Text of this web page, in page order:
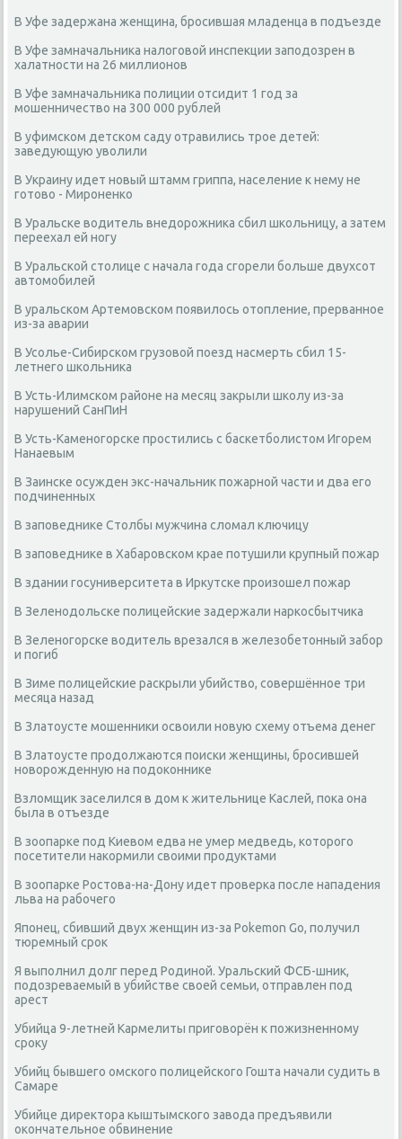
В Уфе задержана женщина, бросившая младенца в подъезде
В Уфе замначальника налоговой инспекции заподозрен в
халатности на 26 миллионов
В Уфе замначальника полиции отсидит 1 год за
мошенничество на 300 000 рублей
В уфимском детском саду отравились трое детей:
заведующую уволили
В Украину идет новый штамм гриппа, население к нему не
готово - Мироненко
В Уральске водитель внедорожника сбил школьницу, а затем
переехал ей ногу
В Уральской столице с начала года сгорели больше двухсот
автомобилей
В уральском Артемовском появилось отопление, прерванное
из-за аварии
В Усолье-Сибирском грузовой поезд насмерть сбил 15-
летнего школьника
В Усть-Илимском районе на месяц закрыли школу из-за
нарушений СанПиН
В Усть-Каменогорске простились с баскетболистом Игорем
Нанаевым
В Заинске осужден экс-начальник пожарной части и два его
подчиненных
В заповеднике Столбы мужчина сломал ключицу
В заповеднике в Хабаровском крае потушили крупный пожар
В здании госуниверситета в Иркутске произошел пожар
В Зеленодольске полицейские задержали наркосбытчика
В Зеленогорске водитель врезался в железобетонный забор
и погиб
В Зиме полицейские раскрыли убийство, совершённое три
месяца назад
В Златоусте мошенники освоили новую схему отъема денег
В Златоусте продолжаются поиски женщины, бросившей
новорожденную на подоконнике
Взломщик заселился в дом к жительнице Каслей, пока она
была в отъезде
В зоопарке под Киевом едва не умер медведь, которого
посетители накормили своими продуктами
В зоопарке Ростова-на-Дону идет проверка после нападения
льва на рабочего
Японец, сбивший двух женщин из-за Pokemon Go, получил
тюремный срок
Я выполнил долг перед Родиной. Уральский ФСБ-шник,
подозреваемый в убийстве своей семьи, отправлен под
арест
Убийца 9-летней Кармелиты приговорён к пожизненному
сроку
Убийц бывшего омского полицейского Гошта начали судить в
Самаре
Убийце директора кыштымского завода предъявили
окончательное обвинение